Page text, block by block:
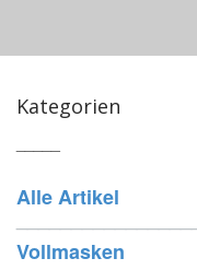
Kategorien
Alle Artikel
Vollmasken